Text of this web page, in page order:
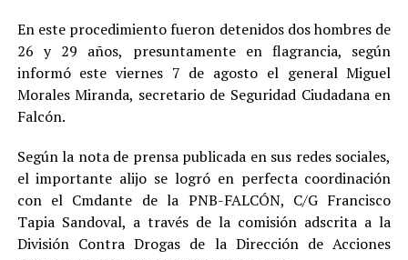
En este procedimiento fueron detenidos dos hombres de
26 y 29 años, presuntamente en flagrancia, según
informó este viernes 7 de agosto el general Miguel
Morales Miranda, secretario de Seguridad Ciudadana en
Falcón.
Según la nota de prensa publicada en sus redes sociales,
el importante alijo se logró en perfecta coordinación
con el Cmdante de la PNB-FALCÓN, C/G Francisco
Tapia Sandoval, a través de la comisión adscrita a la
División Contra Drogas de la Dirección de Acciones